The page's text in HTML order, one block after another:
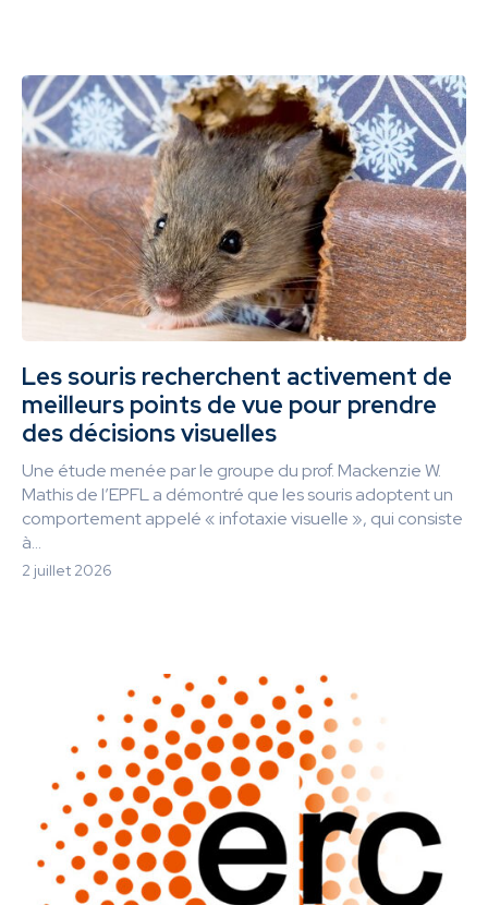
Les souris recherchent activement de
meilleurs points de vue pour prendre
des décisions visuelles
Une étude menée par le groupe du prof. Mackenzie W.
Mathis de l’EPFL a démontré que les souris adoptent un
comportement appelé « infotaxie visuelle », qui consiste
à...
2 juillet 2026